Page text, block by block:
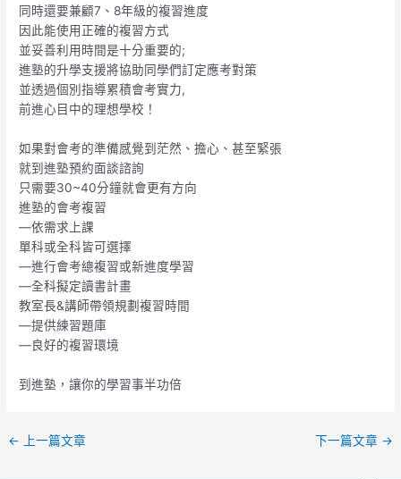
同時還要兼顧7、8年級的複習進度
因此能使用正確的複習方式
並妥善利用時間是十分重要的;
進塾的升學支援將協助同學們訂定應考對策
並透過個別指導累積會考實力,
前進心目中的理想學校！
如果對會考的準備感覺到茫然、擔心、甚至緊張
就到進塾預約面談諮詢
只需要30~40分鐘就會更有方向
進塾的會考複習
—依需求上課
單科或全科皆可選擇
—進行會考總複習或新進度學習
—全科擬定讀書計畫
教室長&講師帶領規劃複習時間
—提供練習題庫
—良好的複習環境
到進塾，讓你的學習事半功倍
← 上一篇文章 下一篇文章 →